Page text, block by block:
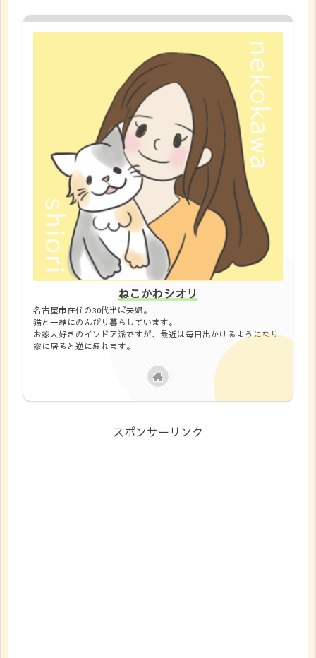
ねこかわシオリ
名古屋市在住の30代半ば夫婦。
猫と一緒にのんびり暮らしています。
お家大好きのインドア派ですが、最近は毎日出かけるようになり
家に居ると逆に疲れます。
スポンサーリンク